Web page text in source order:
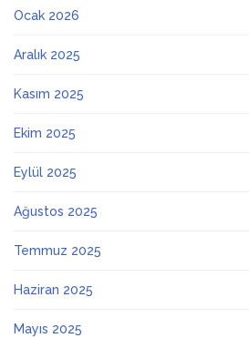
Ocak 2026
Aralık 2025
Kasım 2025
Ekim 2025
Eylül 2025
Ağustos 2025
Temmuz 2025
Haziran 2025
Mayıs 2025